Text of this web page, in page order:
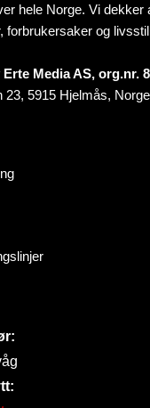
hele Norge. Vi dekker
forbrukersaker og
Media AS, org.nr.
23, 5915 Hjelmås,